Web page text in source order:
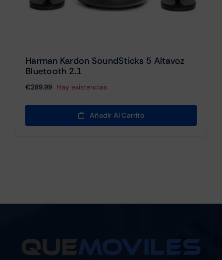
Harman Kardon SoundSticks 5 Altavoz
Bluetooth 2.1
€289.99 Hay existencias
Añadir Al Carrito